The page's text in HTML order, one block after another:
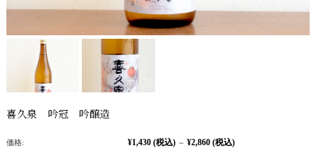
喜久泉 吟冠 吟醸造
価格: ¥1,430 (税込) ～ ¥2,860 (税込)